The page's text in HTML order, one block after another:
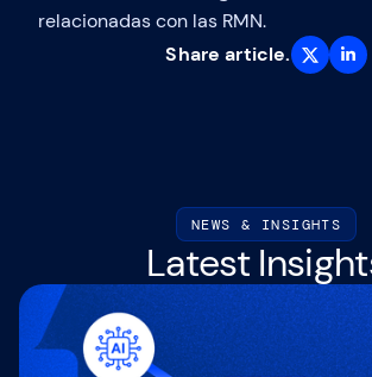
relacionadas con las RMN.
Share article.
NEWS & INSIGHTS
Latest